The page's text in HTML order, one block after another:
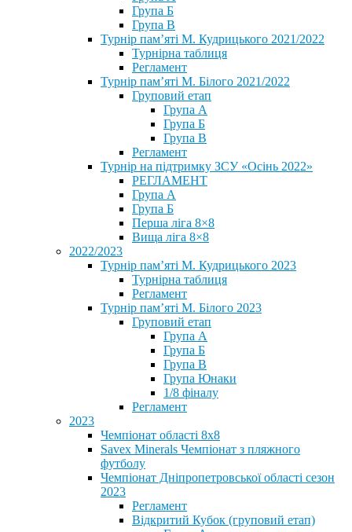
Група Б
Група В
Турнір пам’яті М. Кудрицького 2021/2022
Турнірна таблиця
Регламент
Турнір пам’яті М. Білого 2021/2022
Груповий етап
Група А
Група Б
Група В
Регламент
Турнір на підтримку ЗСУ «Осінь 2022»
РЕГЛАМЕНТ
Група А
Група Б
Перша ліга 8×8
Вища ліга 8×8
2022/2023
Турнір пам’яті М. Кудрицького 2023
Турнірна таблиця
Регламент
Турнір пам’яті М. Білого 2023
Груповий етап
Група А
Група Б
Група В
Група Юнаки
1/8 фіналу
Регламент
2023
Чемпіонат області 8х8
Savex Minerals Чемпіонат з пляжного
футболу
Чемпіонат Дніпропетровської області сезон
2023
Регламент
Відкритий Кубок (груповий етап)